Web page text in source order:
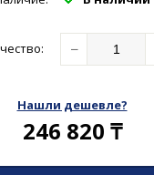
: −
Нашли дешевле?
246 820 ₸